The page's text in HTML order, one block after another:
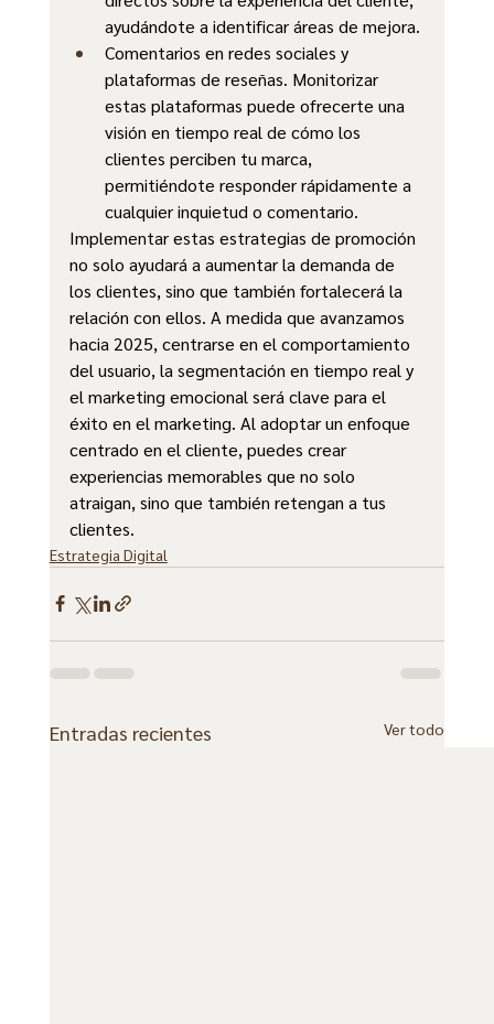
ayudándote a identificar áreas de mejora.
Comentarios en redes sociales y
plataformas de reseñas. Monitorizar
estas plataformas puede ofrecerte una
visión en tiempo real de cómo los
clientes perciben tu marca,
permitiéndote responder rápidamente a
cualquier inquietud o comentario.
Implementar estas estrategias de promoción
no solo ayudará a aumentar la demanda de
los clientes, sino que también fortalecerá la
relación con ellos. A medida que avanzamos
hacia 2025, centrarse en el comportamiento
del usuario, la segmentación en tiempo real y
el marketing emocional será clave para el
éxito en el marketing. Al adoptar un enfoque
centrado en el cliente, puedes crear
experiencias memorables que no solo
atraigan, sino que también retengan a tus
clientes.
Estrategia Digital
Entradas recientes Ver todo